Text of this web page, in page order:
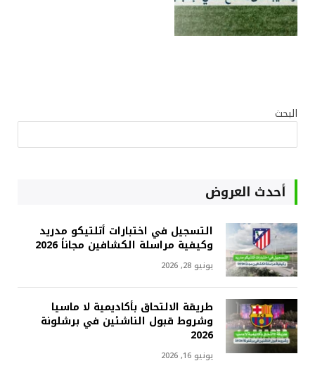
البحث
أحدث العروض
التسجيل في اختبارات أتلتيكو مدريد
وكيفية مراسلة الكشافين مجاناً 2026
يونيو 28, 2026
طريقة الالتحاق بأكاديمية لا ماسيا
وشروط قبول الناشئين في برشلونة
2026
يونيو 16, 2026